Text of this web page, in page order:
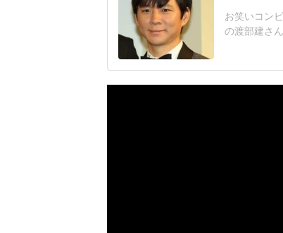
お笑いコン
の渡部建さ
が」発端と
だクソが」